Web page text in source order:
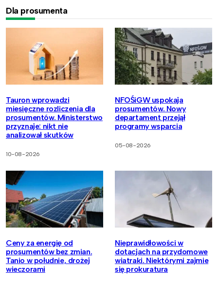
Dla prosumenta
Tauron wprowadzi
miesięczne rozliczenia dla
prosumentów. Ministerstwo
przyznaje: nikt nie
analizował skutków
10-08-2026
NFOŚiGW uspokaja
prosumentów. Nowy
departament przejął
programy wsparcia
05-08-2026
Ceny za energię od
prosumentów bez zmian.
Tanio w południe, drożej
wieczorami
Nieprawidłowości w
dotacjach na przydomowe
wiatraki. Niektórymi zajmie
się prokuratura